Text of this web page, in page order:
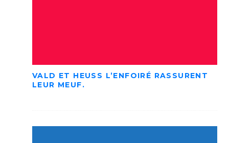
VALD ET HEUSS L’ENFOIRÉ RASSURENT
LEUR MEUF.